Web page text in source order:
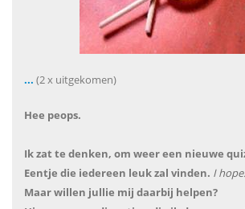
... (2 x uitgekomen)
Hee peops.
Ik zat te denken, om weer een nieuwe
Eentje die iedereen leuk zal vinden. I
Maar willen jullie mij daarbij helpen?